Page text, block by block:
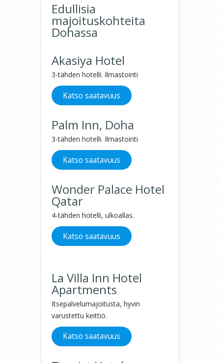
Edullisia
majoituskohteita
Dohassa
Akasiya Hotel
3-tähden hotelli. Ilmastointi
Katso saatavuus
Palm Inn, Doha
3-tähden hotelli. Ilmastointi
Katso saatavuus
Wonder Palace Hotel
Qatar
4-tähden hotelli, ulkoallas.
Katso saatavuus
La Villa Inn Hotel
Apartments
Itsepalvelumajoitusta, hyvin
varustettu keittiö.
Katso saatavuus